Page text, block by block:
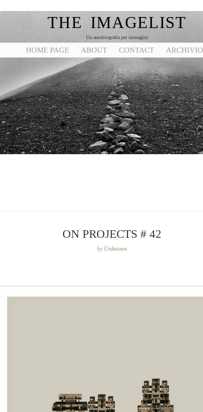
THE IMAGELIST
Un autobiografia per immagini
HOME PAGE ABOUT CONTACT ARCHIVIO
ON PROJECTS # 42
by Unknown